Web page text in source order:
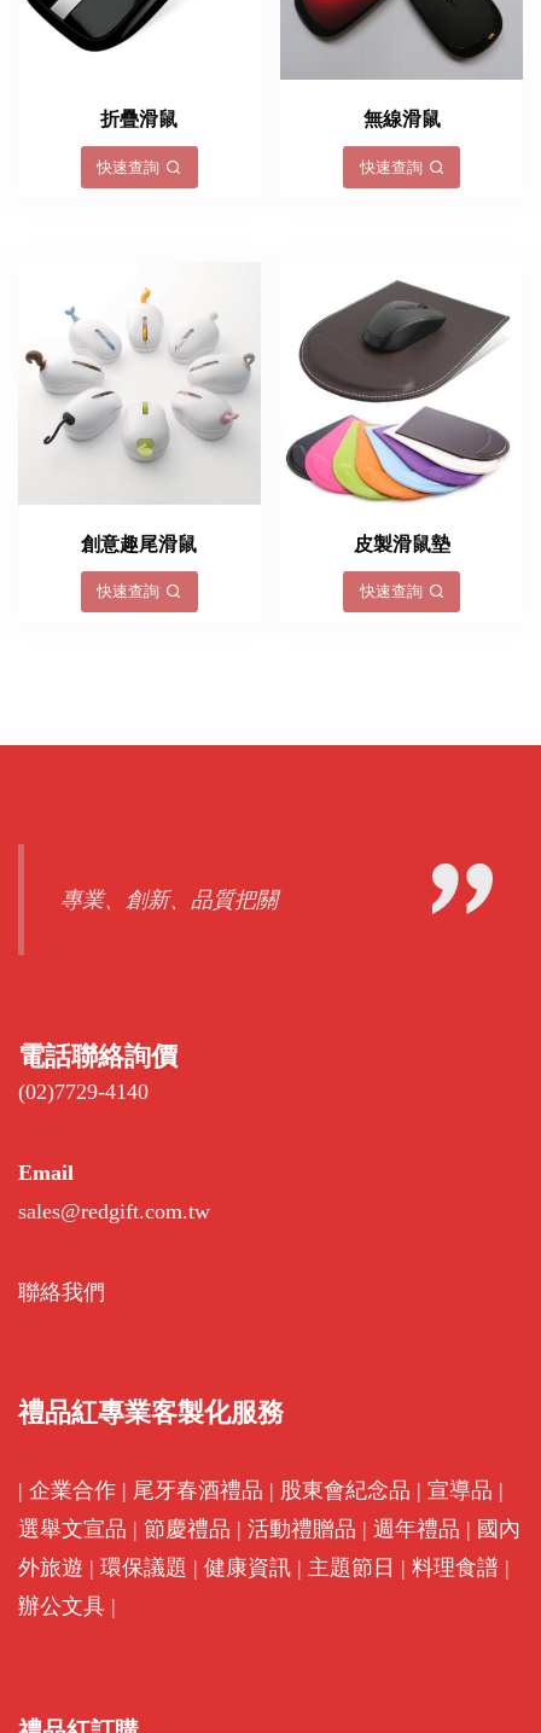
折疊滑鼠
快速查詢
無線滑鼠
快速查詢
創意趣尾滑鼠
快速查詢
皮製滑鼠墊
快速查詢
專業、創新、品質把關
電話聯絡詢價
(02)7729-4140
Email
sales@redgift.com.tw
聯絡我們
禮品紅專業客製化服務
| 企業合作 | 尾牙春酒禮品 | 股東會紀念品 | 宣導品 |
選舉文宣品 | 節慶禮品 | 活動禮贈品 | 週年禮品 | 國內
外旅遊 | 環保議題 | 健康資訊 | 主題節日 | 料理食譜 |
辦公文具 |